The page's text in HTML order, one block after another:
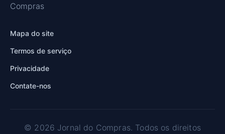
Compras
Mapa do site
Termos de serviço
Privacidade
Contate-nos
© 2026 Jornal do Compras. Todos os direitos